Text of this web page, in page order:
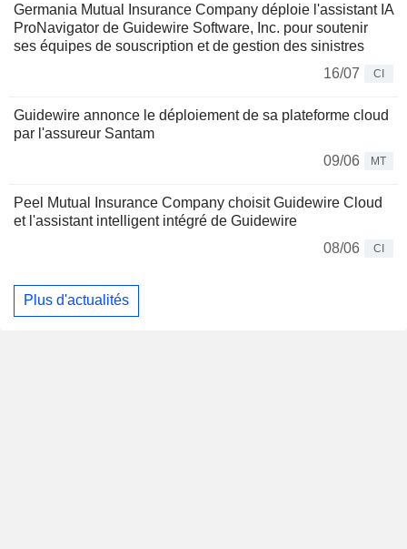
Germania Mutual Insurance Company déploie l'assistant IA
ProNavigator de Guidewire Software, Inc. pour soutenir
ses équipes de souscription et de gestion des sinistres
16/07
CI
Guidewire annonce le déploiement de sa plateforme cloud
par l'assureur Santam
09/06
MT
Peel Mutual Insurance Company choisit Guidewire Cloud
et l'assistant intelligent intégré de Guidewire
08/06
CI
Plus d'actualités